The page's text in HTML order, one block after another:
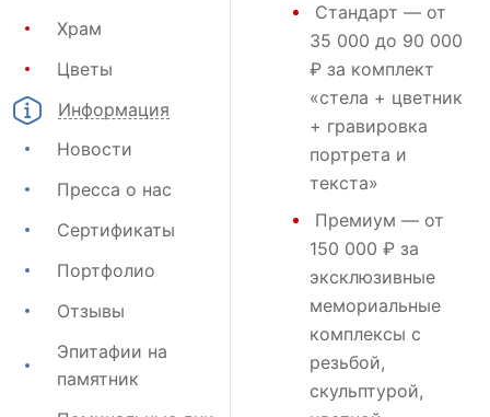
Храм
Цветы
Информация
Новости
Пресса о нас
Сертификаты
Портфолио
Отзывы
Эпитафии на
памятник
Стандарт — от
35 000 до 90 000
₽ за комплект
«стела + цветник
+ гравировка
портрета и
текста»
Премиум — от
150 000 ₽ за
эксклюзивные
мемориальные
комплексы с
резьбой,
скульптурой,